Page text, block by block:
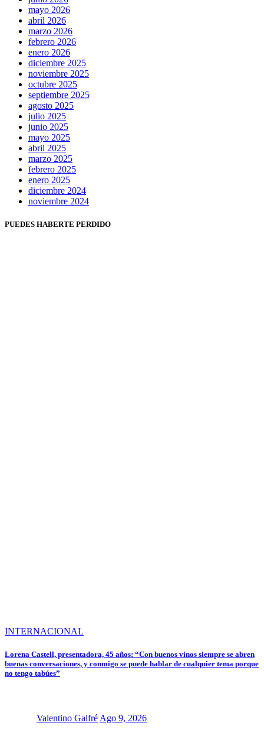
mayo 2026
abril 2026
marzo 2026
febrero 2026
enero 2026
diciembre 2025
noviembre 2025
octubre 2025
septiembre 2025
agosto 2025
julio 2025
junio 2025
mayo 2025
abril 2025
marzo 2025
febrero 2025
enero 2025
diciembre 2024
noviembre 2024
PUEDES HABERTE PERDIDO
INTERNACIONAL
Lorena Castell, presentadora, 45 años: “Con buenos vinos siempre se abren
buenas conversaciones, y conmigo se puede hablar de cualquier tema porque
no tengo tabúes”
Valentino Galfré Ago 9, 2026